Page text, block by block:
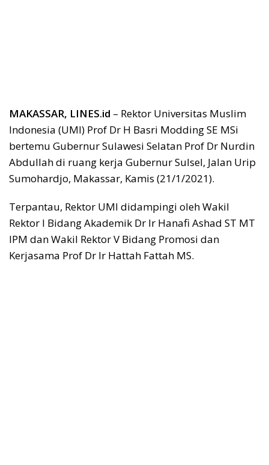
MAKASSAR, LINES.id – Rektor Universitas Muslim
Indonesia (UMI) Prof Dr H Basri Modding SE MSi
bertemu Gubernur Sulawesi Selatan Prof Dr Nurdin
Abdullah di ruang kerja Gubernur Sulsel, Jalan Urip
Sumohardjo, Makassar, Kamis (21/1/2021).
Terpantau, Rektor UMI didampingi oleh Wakil
Rektor I Bidang Akademik Dr Ir Hanafi Ashad ST MT
IPM dan Wakil Rektor V Bidang Promosi dan
Kerjasama Prof Dr Ir Hattah Fattah MS.